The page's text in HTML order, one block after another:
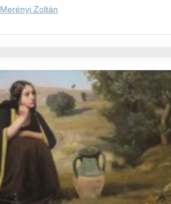
Merényi Zoltán